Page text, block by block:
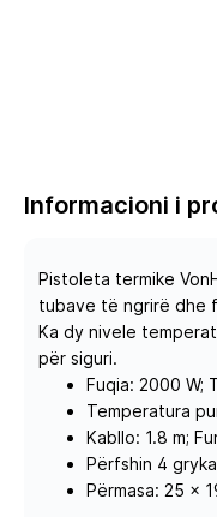
Informacioni i
Pistoleta termike
tubave të ngrirë dhe
Ka dy nivele
për siguri.
Fuqia: 2000 W;
Temperatura
Kabllo: 1.8 m;
Përfshin 4
Përmasa: 25 ×